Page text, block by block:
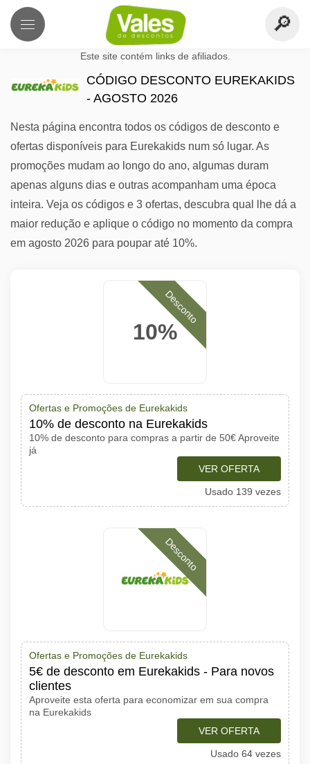
Este site contém links de afiliados.
CÓDIGO DESCONTO EUREKAKIDS
- AGOSTO 2026
Nesta página encontra todos os códigos de desconto e
ofertas disponíveis para Eurekakids num só lugar. As
promoções mudam ao longo do ano, algumas duram
apenas alguns dias e outras acompanham uma época
inteira. Veja os códigos e 3 ofertas, descubra qual lhe dá a
maior redução e aplique o código no momento da compra
em agosto 2026 para poupar até 10%.
10%
Desconto
Ofertas e Promoções de Eurekakids
10% de desconto na Eurekakids
10% de desconto para compras a partir de 50€ Aproveite
já
VER OFERTA
Usado 139 vezes
Desconto
Ofertas e Promoções de Eurekakids
5€ de desconto em Eurekakids - Para novos
clientes
Aproveite esta oferta para economizar em sua compra
na Eurekakids
VER OFERTA
Usado 64 vezes